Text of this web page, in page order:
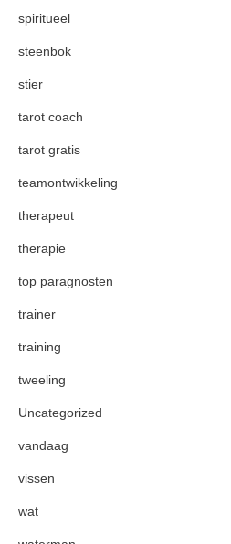
spiritueel
steenbok
stier
tarot coach
tarot gratis
teamontwikkeling
therapeut
therapie
top paragnosten
trainer
training
tweeling
Uncategorized
vandaag
vissen
wat